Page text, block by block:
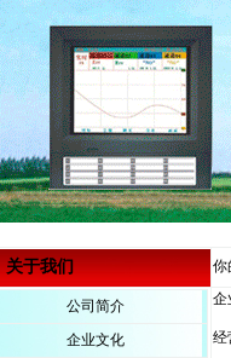
关于我们 你
公司简介
企业文化
企
经